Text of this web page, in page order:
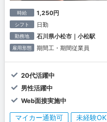
時給 1,250円
シフト 日勤
勤務地 石川県小松市｜小松駅
雇用形態 期間工・期間従業員
20代活躍中
男性活躍中
Web面接実施中
マイカー通勤可 未経験OK